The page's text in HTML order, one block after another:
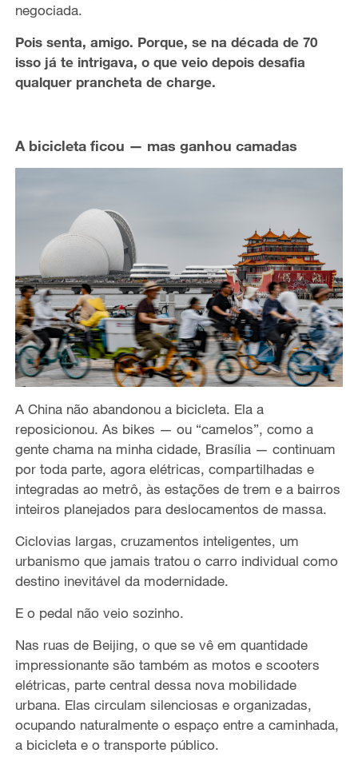
negociada.
Pois senta, amigo. Porque, se na década de 70
isso já te intrigava, o que veio depois desafia
qualquer prancheta de charge.
A bicicleta ficou — mas ganhou camadas
A China não abandonou a bicicleta. Ela a
reposicionou. As bikes — ou “camelos”, como a
gente chama na minha cidade, Brasília — continuam
por toda parte, agora elétricas, compartilhadas e
integradas ao metrô, às estações de trem e a bairros
inteiros planejados para deslocamentos de massa.
Ciclovias largas, cruzamentos inteligentes, um
urbanismo que jamais tratou o carro individual como
destino inevitável da modernidade.
E o pedal não veio sozinho.
Nas ruas de Beijing, o que se vê em quantidade
impressionante são também as motos e scooters
elétricas, parte central dessa nova mobilidade
urbana. Elas circulam silenciosas e organizadas,
ocupando naturalmente o espaço entre a caminhada,
a bicicleta e o transporte público.